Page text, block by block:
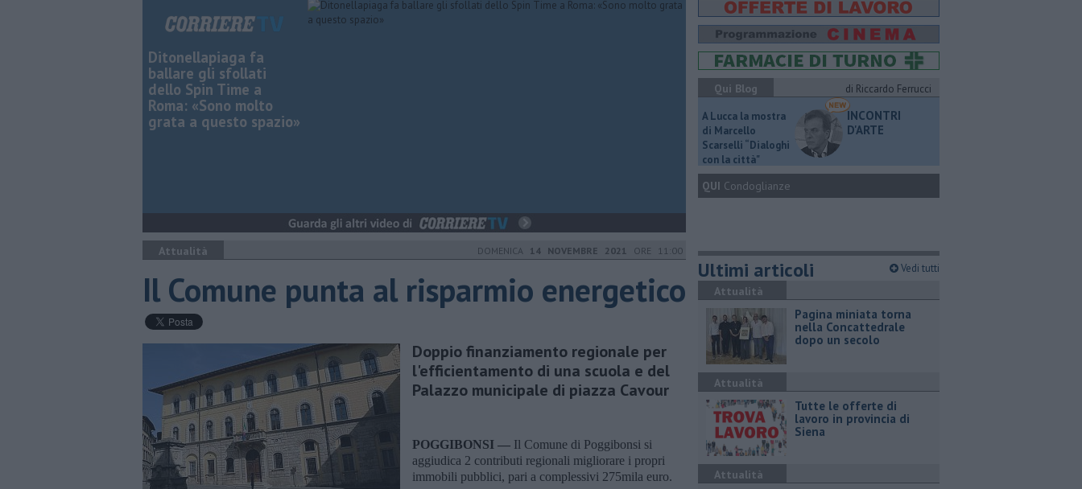
Ditonellapiaga fa
ballare gli sfollati
dello Spin Time a
Roma: «Sono molto
grata a questo spazio»
Attualità DOMENICA 14 NOVEMBRE 2021 ORE 11:00
Il Comune punta al risparmio energetico
Doppio finanziamento regionale per
l'efficientamento di una scuola e del
Palazzo municipale di piazza Cavour
POGGIBONSI — Il Comune di Poggibonsi si
aggiudica 2 contributi regionali migliorare i propri
immobili pubblici, pari a complessivi 275mila euro.
Qui Blog
di Riccardo Ferrucci
A Lucca la mostra
di Marcello
Scarselli “Dialoghi
con la città"
INCONTRI
D'ARTE
QUI Condoglianze
Ultimi articoli Vedi tutti
Attualità
Pagina miniata torna
nella Concattedrale
dopo un secolo
Attualità
​Tutte le offerte di
lavoro in provincia di
Siena
Attualità